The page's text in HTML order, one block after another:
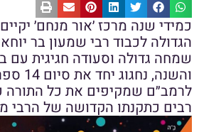
כמידי שנה מרכז ׳אור מנחם׳
הגדולה לכבוד רבי שמעון בר
שמחה גדולה וסעודה חגיגית
והשנה,
לרמב״ם שמקיפים את כל התורה
רבים כתקנתו הקדושה של הרבי